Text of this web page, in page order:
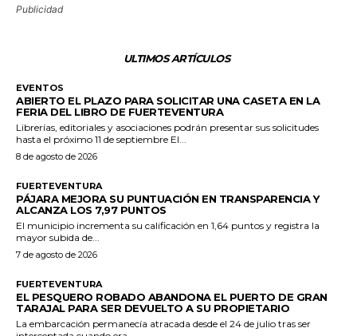
Publicidad
ULTIMOS ARTÍCULOS
EVENTOS
ABIERTO EL PLAZO PARA SOLICITAR UNA CASETA EN LA
FERIA DEL LIBRO DE FUERTEVENTURA
Librerías, editoriales y asociaciones podrán presentar sus solicitudes
hasta el próximo 11 de septiembre El...
8 de agosto de 2026
FUERTEVENTURA
PÁJARA MEJORA SU PUNTUACIÓN EN TRANSPARENCIA Y
ALCANZA LOS 7,97 PUNTOS
El municipio incrementa su calificación en 1,64 puntos y registra la
mayor subida de...
7 de agosto de 2026
FUERTEVENTURA
EL PESQUERO ROBADO ABANDONA EL PUERTO DE GRAN
TARAJAL PARA SER DEVUELTO A SU PROPIETARIO
La embarcación permanecía atracada desde el 24 de julio tras ser